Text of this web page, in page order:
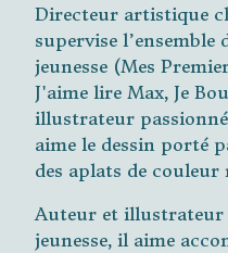
Directeur artistique
supervise l’ensemble
jeunesse (Mes
J'aime lire Max, Je
illustrateur
aime le dessin porté
des aplats de
Auteur et illustrateur
jeunesse, il aime